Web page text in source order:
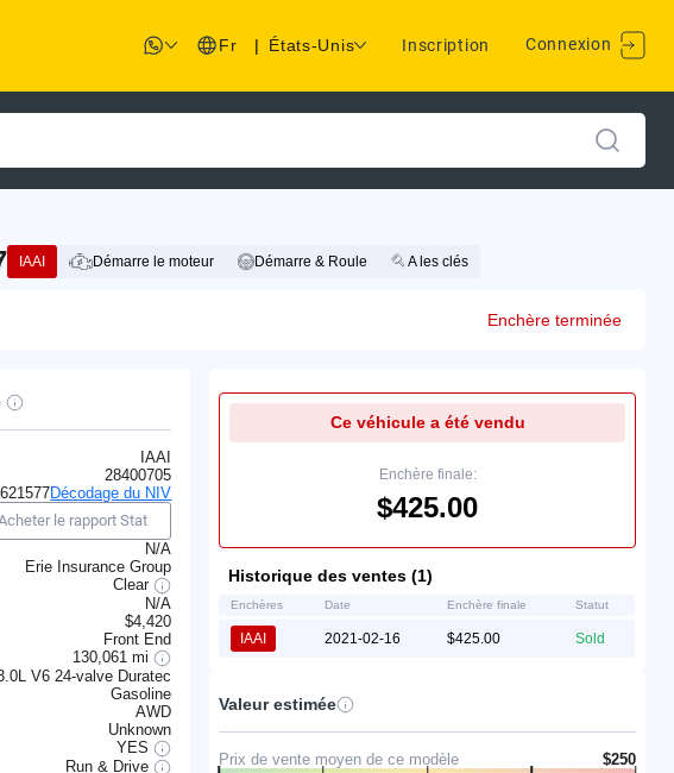
Fr | États-Unis Inscription Connexion
IAAI Démarre le moteur Démarre & Roule A les clés
Enchère terminée
IAAI
28400705
Décodage du NIV
le rapport Stat
N/A
Erie Insurance Group
Clear
N/A
$4,420
Front End
130,061 mi
V6 24-valve Duratec
Gasoline
AWD
Unknown
YES
Run & Drive
Ce véhicule a été vendu
Enchère finale:
$425.00
Historique des ventes (1)
Enchères Date Enchère finale Statut
IAAI 2021-02-16 $425.00 Sold
Valeur estimée
Prix de vente moyen de ce modèle $250